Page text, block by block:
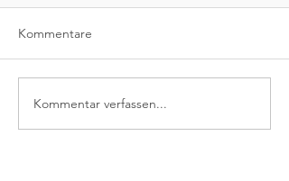
Kommentare
Kommentar verfassen...